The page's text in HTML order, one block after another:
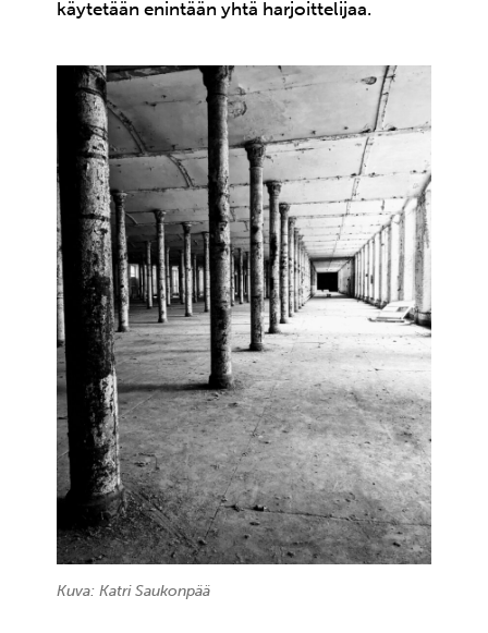
käytetään enintään yhtä harjoittelijaa.
Kuva: Katri Saukonpää